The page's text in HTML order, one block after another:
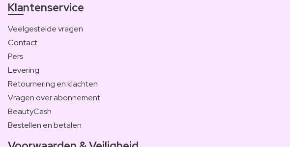
Klantenservice
Veelgestelde vragen
Contact
Pers
Levering
Retournering en klachten
Vragen over abonnement
BeautyCash
Bestellen en betalen